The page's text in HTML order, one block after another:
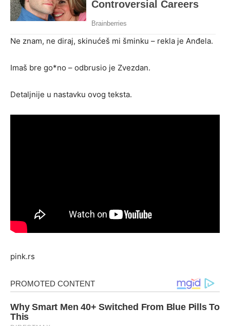
Ne znam, ne diraj, skinućeš mi šminku – rekla je Anđela.
Imaš bre go*no – odbrusio je Zvezdan.
Detaljnije u nastavku ovog teksta.
pink.rs